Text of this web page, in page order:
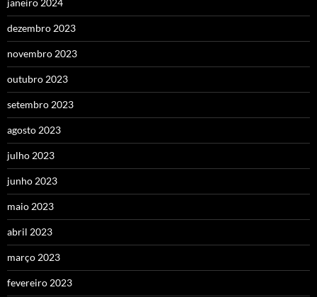
dezembro 2023
novembro 2023
outubro 2023
setembro 2023
agosto 2023
julho 2023
junho 2023
maio 2023
abril 2023
março 2023
fevereiro 2023